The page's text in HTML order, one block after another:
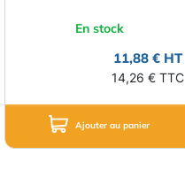
En stock
11,88 € HT
14,26 € TTC
Ajouter au panier